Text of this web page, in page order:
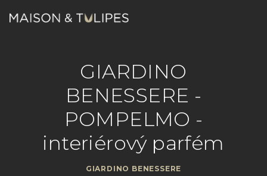
na
GIARDINO
BENESSERE -
POMPELMO -
interiérový parfém
GIARDINO BENESSERE